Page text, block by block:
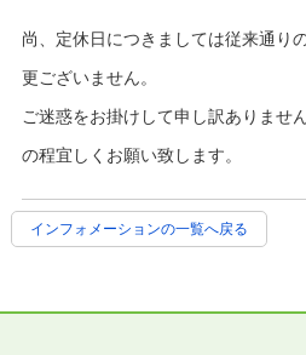
尚、定休日につきましては従来通り
更ございません。
ご迷惑をお掛けして申し訳ありませ
の程宜しくお願い致します。
インフォメーションの一覧へ戻る